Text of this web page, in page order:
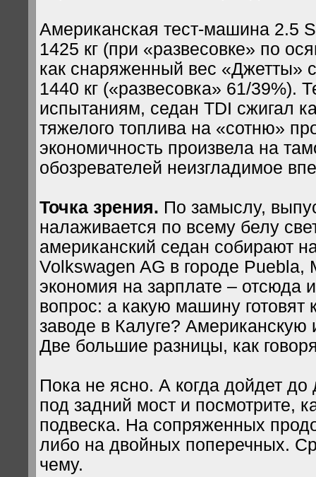
Американская тест-машина 2.5
1425 кг (при «развесовке» по
как снаряженный вес «Джетты»
1440 кг («развесовка» 61/39%).
испытаниям, седан TDI сжигал
тяжелого топлива на «сотню»
экономичность произвела на
обозревателей неизгладимое
Точка зрения. По замыслу,
налаживается по всему белу
американский седан собирают
Volkswagen AG в городе
экономия на зарплате – отсюда
вопрос: а какую машину готовят
заводе в Калуге? Американскую
Две большие разницы, как
Пока не ясно. А когда дойдет до
под задний мост и посмотрите,
подвеска. На сопряженных
либо на двойных поперечных.
чему.